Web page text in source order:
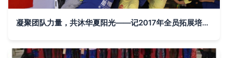
凝聚团队力量，共沐华夏阳光——记2017年全员拓展培训活动